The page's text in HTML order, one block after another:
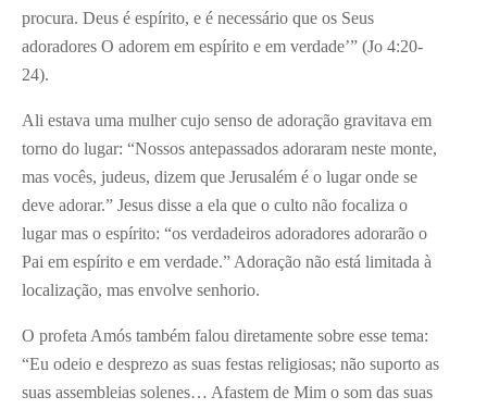
procura. Deus é espírito, e é necessário que os Seus
adoradores O adorem em espírito e em verdade’” (Jo 4:20-
24).
Ali estava uma mulher cujo senso de adoração gravitava em
torno do lugar: “Nossos antepassados adoraram neste monte,
mas vocês, judeus, dizem que Jerusalém é o lugar onde se
deve adorar.” Jesus disse a ela que o culto não focaliza o
lugar mas o espírito: “os verdadeiros adoradores adorarão o
Pai em espírito e em verdade.” Adoração não está limitada à
localização, mas envolve senhorio.
O profeta Amós também falou diretamente sobre esse tema:
“Eu odeio e desprezo as suas festas religiosas; não suporto as
suas assembleias solenes… Afastem de Mim o som das suas